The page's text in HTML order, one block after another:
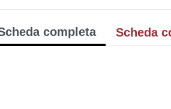
completa Scheda